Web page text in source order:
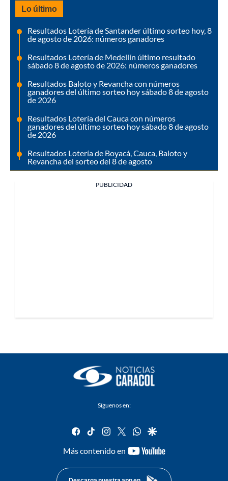
Lo último
Resultados Lotería de Santander último sorteo hoy, 8
de agosto de 2026: números ganadores
Resultados Lotería de Medellín último resultado
sábado 8 de agosto de 2026: números ganadores
Resultados Baloto y Revancha con números
ganadores del último sorteo hoy sábado 8 de agosto
de 2026
Resultados Lotería del Cauca con números
ganadores del último sorteo hoy sábado 8 de agosto
de 2026
Resultados Lotería de Boyacá, Cauca, Baloto y
Revancha del sorteo del 8 de agosto
PUBLICIDAD
Síguenos en:
facebook
tiktok instagram
twitterwhatsapp
google
Más contenido en
youtube-